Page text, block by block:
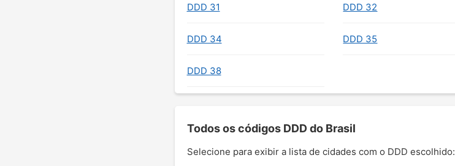
DDD 31 DDD 32
DDD 34 DDD 35
DDD 38
Todos os códigos DDD do Brasil
Selecione para exibir a lista de cidades com o DDD escolhido: